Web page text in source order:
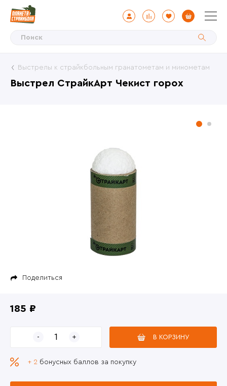
Выстрел СтрайкАрт Чекист горох
Выстрелы к страйкбольным гранатометам и минометам
Поделиться
185 ₽
В КОРЗИНУ
+ 2 бонусных баллов за покупку